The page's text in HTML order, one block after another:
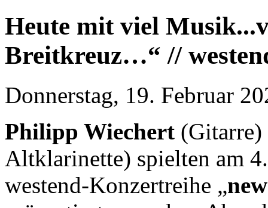
Heute mit viel
Breitkreuz…“ //
Donnerstag, 19. Februar
Philipp Wiechert
Altklarinette) spielten am
westend-Konzertreihe „